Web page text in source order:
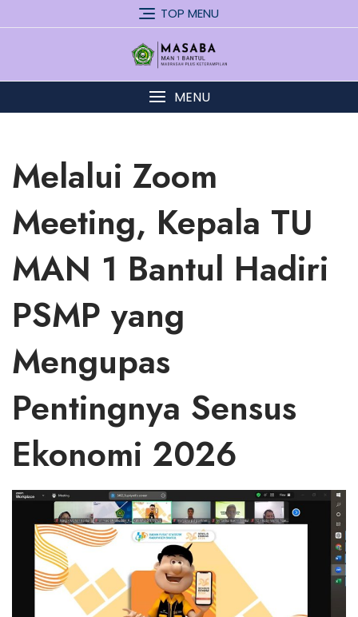
to
TOP MENU
MENU
Melalui Zoom
Meeting, Kepala TU
MAN 1 Bantul Hadiri
PSMP yang
Mengupas
Pentingnya Sensus
Ekonomi 2026